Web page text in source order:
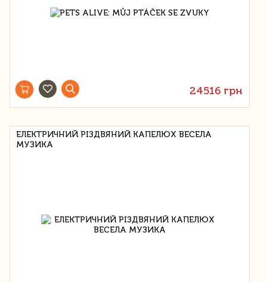
24516 грн
ЕЛЕКТРИЧНИЙ РІЗДВЯНИЙ КАПЕЛЮХ ВЕСЕЛА
МУЗИКА